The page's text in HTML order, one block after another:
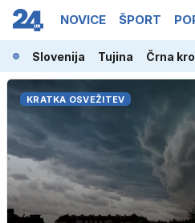
NOVICE ŠPORT
Slovenija Tujina Črna
KRATKA OSVEŽITEV